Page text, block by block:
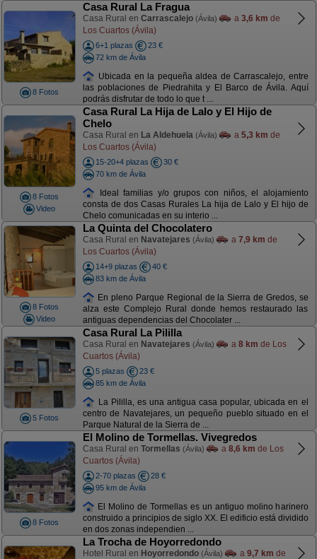
8 Fotos
Casa Rural La Fragua
Casa Rural en Carrascalejo (Ávila) a 3,6 km de
Los Cuartos (Ávila)
6+1 plazas
23 €
72 km de Ávila
Ubicada en la pequeña aldea de Carrascalejo, entre
las poblaciones de Piedrahita y El Barco de Ávila. Aquí
podrás disfrutar de todo lo que t ...
8 Fotos
Video
Casa Rural La Hija de Lalo y El Hijo de
Chelo
Casa Rural en La Aldehuela (Ávila) a 5,3 km de
Los Cuartos (Ávila)
15-20+4 plazas
30 €
70 km de Ávila
Ideal familias y/o grupos con niños, el alojamiento
consta de dos Casas Rurales La hija de Lalo y El hijo de
Chelo comunicadas en su interio ...
8 Fotos
Video
La Quinta del Chocolatero
Casa Rural en Navatejares (Ávila) a 7,9 km de
Los Cuartos (Ávila)
14+9 plazas
40 €
83 km de Ávila
En pleno Parque Regional de la Sierra de Gredos, se
alza este Complejo Rural donde hemos restaurado las
antiguas dependencias del Chocolater ...
5 Fotos
Casa Rural La Pililla
Casa Rural en Navatejares (Ávila) a 8 km de Los
Cuartos (Ávila)
5 plazas
23 €
85 km de Ávila
La Pililla, es una antigua casa popular, ubicada en el
centro de Navatejares, un pequeño pueblo situado en el
Parque Natural de la Sierra de ...
8 Fotos
El Molino de Tormellas. Vivegredos
Casa Rural en Tormellas (Ávila) a 8,6 km de Los
Cuartos (Ávila)
2-70 plazas
28 €
95 km de Ávila
El Molino de Tormellas es un antiguo molino harinero
construido a principios de siglo XX. El edificio está dividido
en dos zonas independien ...
La Trocha de Hoyorredondo
Hotel Rural en Hoyorredondo (Ávila) a 9,7 km de